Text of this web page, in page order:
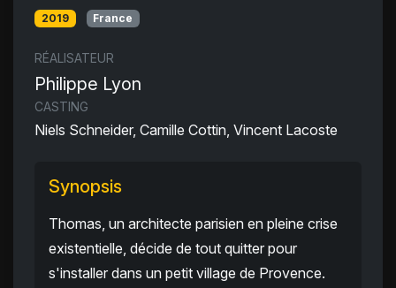
2019 France
RÉALISATEUR
Philippe Lyon
CASTING
Niels Schneider, Camille Cottin, Vincent Lacoste
Synopsis
Thomas, un architecte parisien en pleine crise
existentielle, décide de tout quitter pour
s'installer dans un petit village de Provence.